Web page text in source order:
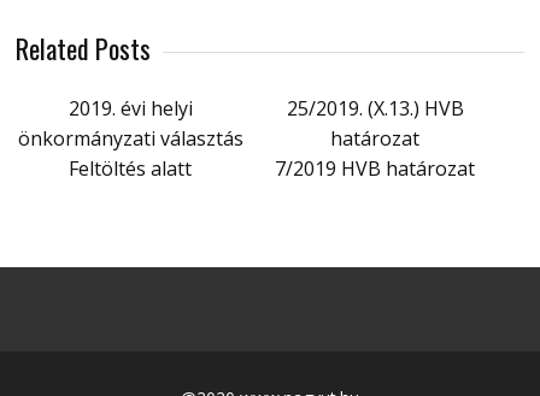
Related Posts
2019. évi helyi
önkormányzati választás
25/2019. (X.13.) HVB
határozat
Feltöltés alatt
7/2019 HVB határozat